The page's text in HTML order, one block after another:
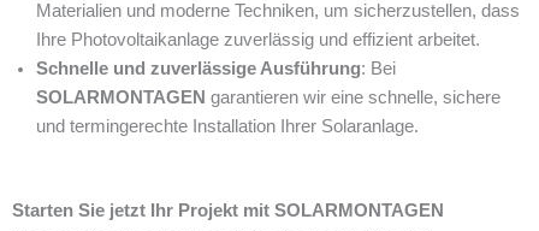
Materialien und moderne Techniken, um sicherzustellen, dass
Ihre Photovoltaikanlage zuverlässig und effizient arbeitet.
Schnelle und zuverlässige Ausführung: Bei
SOLARMONTAGEN garantieren wir eine schnelle, sichere
und termingerechte Installation Ihrer Solaranlage.
Starten Sie jetzt Ihr Projekt mit SOLARMONTAGEN